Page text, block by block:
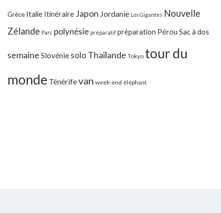
Grèce Italie Itinéraire Japon Jordanie Los Gigantes Nouvelle
Zélande Parc polynésie préparatif préparation Pérou Sac à dos
semaine Slovénie solo Thaïlande Tokyo tour du
monde Ténérifevan week-end éléphant